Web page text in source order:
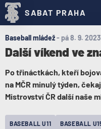
SABAT PRAHA
Baseball mládež- pá 8. 9. 2023
Další víkend ve
Po třináctkách, kteří
na MČR minulý týden,
Mistrovství ČR další naše
BASEBALL U11 BASEBALL